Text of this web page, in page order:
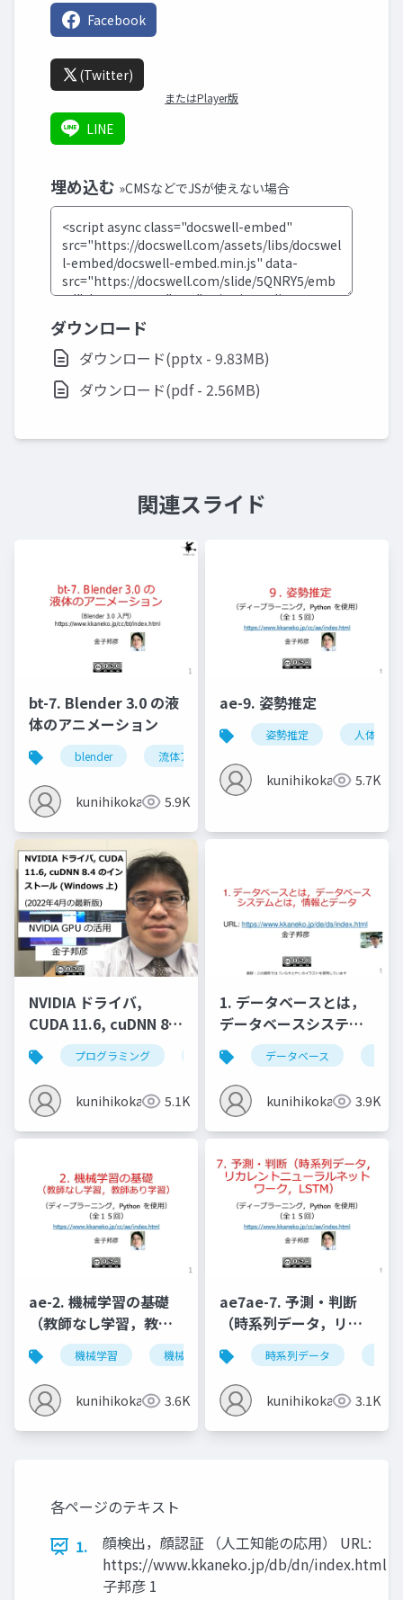
Facebook
(Twitter)
またはPlayer版
LINE
埋め込む »CMSなどでJSが使えない場合
ダウンロード
ダウンロード(pptx - 9.83MB)
ダウンロード(pdf - 2.56MB)
関連スライド
bt-7. Blender 3.0 の液
体のアニメーション
blender 流体アニメーション
kunihikokaneko5.9K
ae-9. 姿勢推定
姿勢推定 人体の姿
kunihikokaneko5.7K
NVIDIA ドライバ,
CUDA 11.6, cuDNN 8.4
のインストール
(Windows 上) (2022年
4月の最新版)
プログラミング nvidia cuda nvidia cudnn
kunihikokaneko5.1K
1. データベースとは，
データベースシステム
とは，情報とデータ
データベース
kunihikokaneko3.9K
ae-2. 機械学習の基礎
（教師なし学習，教師
あり学習）
機械学習 機械学習の仕組み 学習
kunihikokaneko3.6K
ae7ae-7. 予測・判断
（時系列データ，リカ
レントニューラルネッ
トワーク，LSTM）
時系列データ
kunihikokaneko3.1K
各ページのテキスト
1.
顔検出，顔認証 （人工知能の応用） URL:
https://www.kkaneko.jp/db/dn/index.html
子邦彦 1